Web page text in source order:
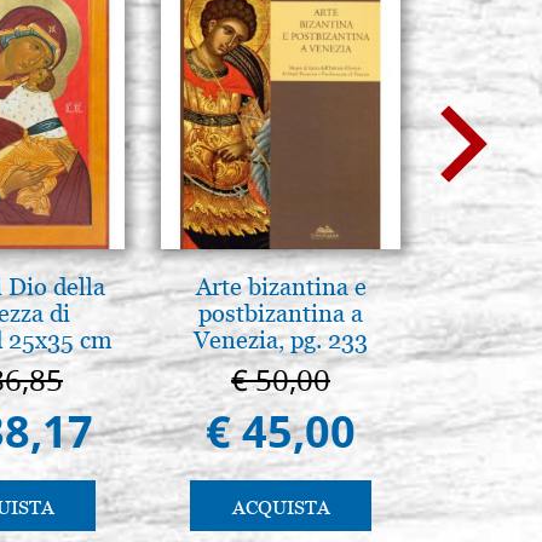
Dio della
di
25x35 cm
Arte bizantina e
postbizantina a
Venezia, pg. 233
€ 50,00
€ 45,00
ACQUISTA
Scatola
€